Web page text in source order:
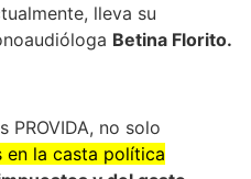
lleva su
Betina Florito.
no solo
en la casta política